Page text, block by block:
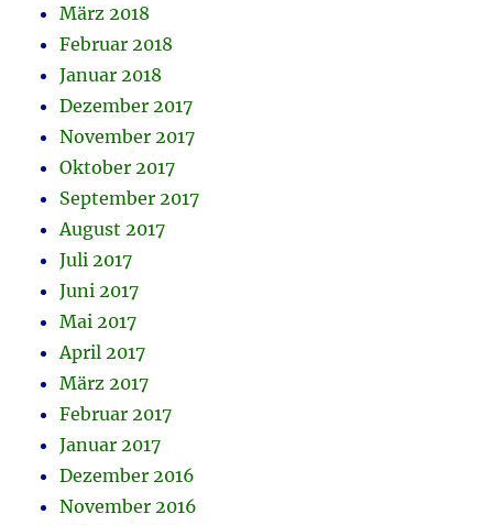
März 2018
Februar 2018
Januar 2018
Dezember 2017
November 2017
Oktober 2017
September 2017
August 2017
Juli 2017
Juni 2017
Mai 2017
April 2017
März 2017
Februar 2017
Januar 2017
Dezember 2016
November 2016